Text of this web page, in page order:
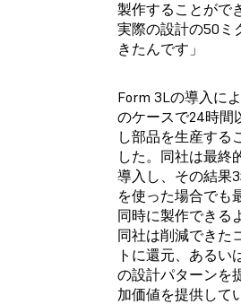
製作することがで
実際の設計の50ミ
きたんです」
Form 3Lの導入に
のケースで24時間
し部品を生産する
した。同社は最終
導入し、その結果
を使った場合でも
同時に製作できる
同社は削減できた
トに還元、あるい
の設計パターンを
加価値を提供して